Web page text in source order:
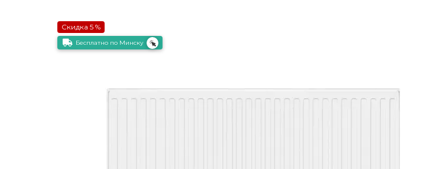
Скидка 5 %
Бесплатно по Минску